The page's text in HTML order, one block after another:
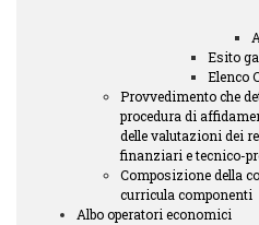
Esito
Elenco
Provvedimento che
procedura di
delle valutazioni dei
finanziari e tecnico-
Composizione della
curricula componenti
Albo operatori economici